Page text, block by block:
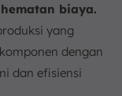
biaya.
yang
dengan
dan efisiensi